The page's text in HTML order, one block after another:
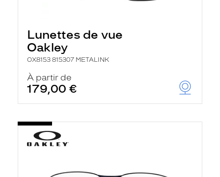
Lunettes de vue
Oakley
OX8153 815307 METALINK
À partir de
179,00 €